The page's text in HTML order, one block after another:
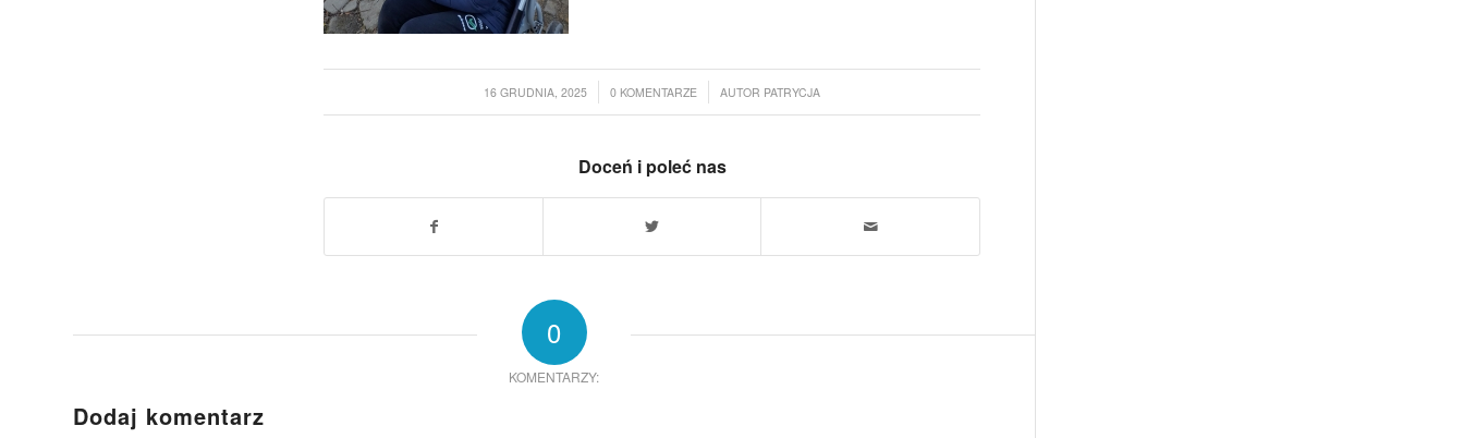
16 GRUDNIA, 2025
/ 0 KOMENTARZE
/ AUTOR PATRYCJA
Doceń i poleć nas
0
KOMENTARZY:
Dodaj komentarz